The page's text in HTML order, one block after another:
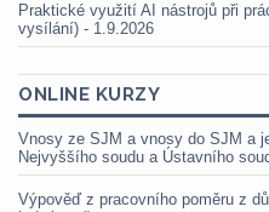
Praktické využití AI nástrojů při
vysílání) - 1.9.2026
ONLINE KURZY
Vnosy ze SJM a vnosy do SJM a
Nejvyššího soudu a Ústavního
Výpověď z pracovního poměru z